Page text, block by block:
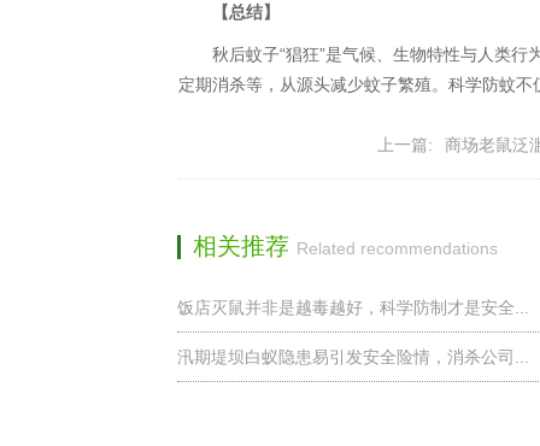
【总结】
秋后蚊子“猖狂”是气候、生物特性与人类行
定期消杀等，从源头减少蚊子繁殖。科学防蚊
上一篇: 商场老鼠泛
相关推荐 Related recommendations
饭店灭鼠并非是越毒越好，科学防制才是安全...
汛期堤坝白蚁隐患易引发安全险情，消杀公司...